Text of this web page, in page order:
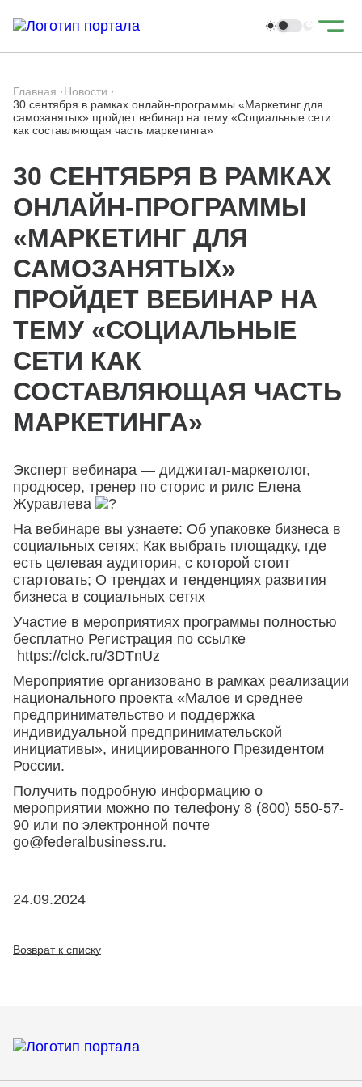
Главная ·Новости ·
30 сентября в рамках онлайн-программы «Маркетинг для
самозанятых» пройдет вебинар на тему «Социальные сети
как составляющая часть маркетинга»
30 СЕНТЯБРЯ В РАМКАХ
ОНЛАЙН-ПРОГРАММЫ
«МАРКЕТИНГ ДЛЯ
САМОЗАНЯТЫХ»
ПРОЙДЕТ ВЕБИНАР НА
ТЕМУ «СОЦИАЛЬНЫЕ
СЕТИ КАК
СОСТАВЛЯЮЩАЯ ЧАСТЬ
МАРКЕТИНГА»
Эксперт вебинара — диджитал-маркетолог,
продюсер, тренер по сторис и рилс Елена
Журавлева
На вебинаре вы узнаете: Об упаковке бизнеса в
социальных сетях; Как выбрать площадку, где
есть целевая аудитория, с которой стоит
стартовать; О трендах и тенденциях развития
бизнеса в социальных сетях
Участие в мероприятиях программы полностью
бесплатно Регистрация по ссылке
https://clck.ru/3DTnUz
Мероприятие организовано в рамках реализации
национального проекта «Малое и среднее
предпринимательство и поддержка
индивидуальной предпринимательской
инициативы», инициированного Президентом
России.
Получить подробную информацию о
мероприятии можно по телефону 8 (800) 550-57-
90 или по электронной почте
go@federalbusiness.ru.
24.09.2024
Возврат к списку